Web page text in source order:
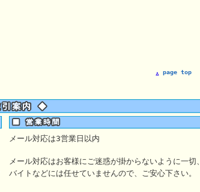
page top
メール対応は3営業日 以内
メール対応はお客様にご迷惑が掛からないように一切、
バイトなどには任せていませんので、ご安心下さい。